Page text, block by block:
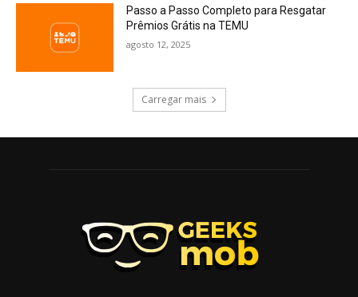
Passo a Passo Completo para Resgatar
Prêmios Grátis na TEMU
agosto 12, 2025
Carregar mais